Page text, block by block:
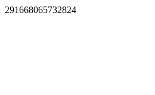
291668065732824